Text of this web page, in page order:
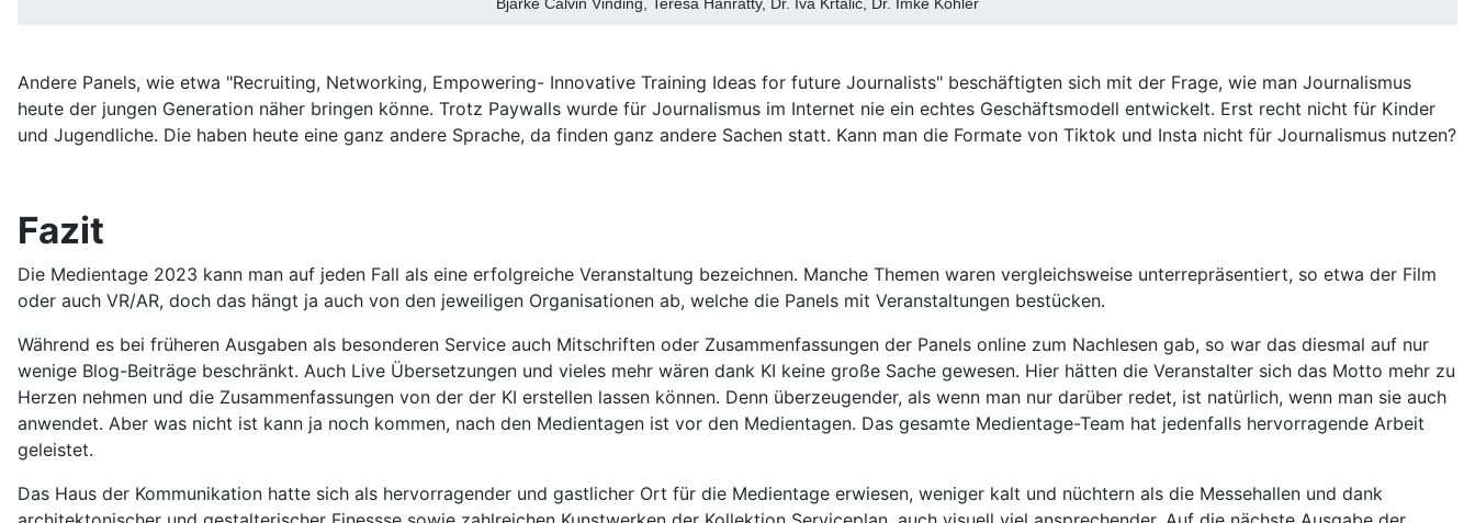
Bjarke Calvin Vinding, Teresa Hanratty, Dr. Iva Krtalić, Dr. Imke Köhler
Andere Panels, wie etwa "Recruiting, Networking, Empowering- Innovative Training Ideas for future Journalists" beschäftigten sich mit der Frage, wie man Journalismus
heute der jungen Generation näher bringen könne. Trotz Paywalls wurde für Journalismus im Internet nie ein echtes Geschäftsmodell entwickelt. Erst recht nicht für Kinder
und Jugendliche. Die haben heute eine ganz andere Sprache, da finden ganz andere Sachen statt. Kann man die Formate von Tiktok und Insta nicht für Journalismus nutzen?
Fazit
Die Medientage 2023 kann man auf jeden Fall als eine erfolgreiche Veranstaltung bezeichnen. Manche Themen waren vergleichsweise unterrepräsentiert, so etwa der Film
oder auch VR/AR, doch das hängt ja auch von den jeweiligen Organisationen ab, welche die Panels mit Veranstaltungen bestücken.
Während es bei früheren Ausgaben als besonderen Service auch Mitschriften oder Zusammenfassungen der Panels online zum Nachlesen gab, so war das diesmal auf nur
wenige Blog-Beiträge beschränkt. Auch Live Übersetzungen und vieles mehr wären dank KI keine große Sache gewesen. Hier hätten die Veranstalter sich das Motto mehr zu
Herzen nehmen und die Zusammenfassungen von der der KI erstellen lassen können. Denn überzeugender, als wenn man nur darüber redet, ist natürlich, wenn man sie auch
anwendet. Aber was nicht ist kann ja noch kommen, nach den Medientagen ist vor den Medientagen. Das gesamte Medientage-Team hat jedenfalls hervorragende Arbeit
geleistet.
Das Haus der Kommunikation hatte sich als hervorragender und gastlicher Ort für die Medientage erwiesen, weniger kalt und nüchtern als die Messehallen und dank